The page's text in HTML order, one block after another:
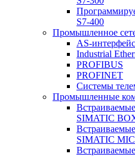
S7-400
Промышленное
AS-интерфейс
Industrial
PROFIBUS
PROFINET
Системы
Промышленные
SIMATIC
SIMATIC